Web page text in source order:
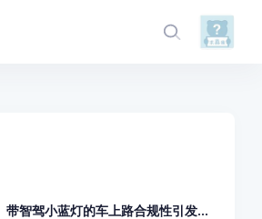
带智驾小蓝灯的车上路合规性引发...